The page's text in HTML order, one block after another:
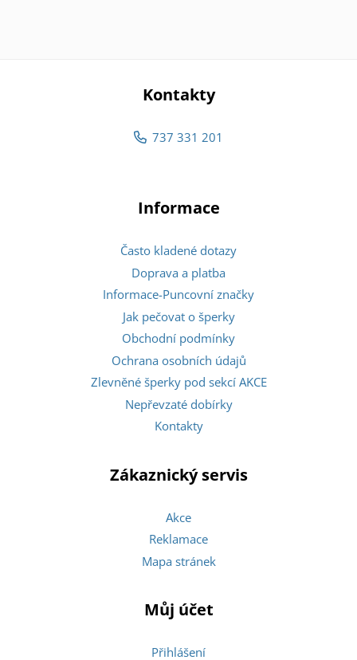
Kontakty
737 331 201
Informace
Často kladené dotazy
Doprava a platba
Informace-Puncovní značky
Jak pečovat o šperky
Obchodní podmínky
Ochrana osobních údajů
Zlevněné šperky pod sekcí AKCE
Nepřevzaté dobírky
Kontakty
Zákaznický servis
Akce
Reklamace
Mapa stránek
Můj účet
Přihlášení